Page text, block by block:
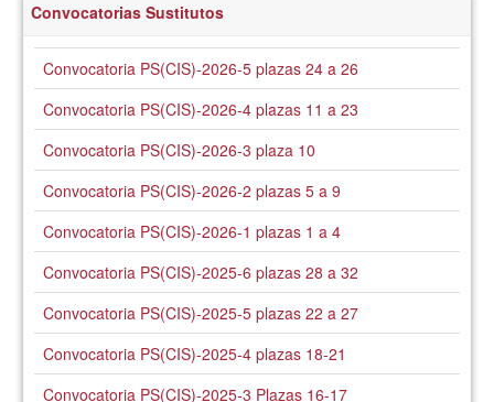
Convocatorias Sustitutos
Convocatoria PS(CIS)-2026-5 plazas 24 a 26
Convocatoria PS(CIS)-2026-4 plazas 11 a 23
Convocatoria PS(CIS)-2026-3 plaza 10
Convocatoria PS(CIS)-2026-2 plazas 5 a 9
Convocatoria PS(CIS)-2026-1 plazas 1 a 4
Convocatoria PS(CIS)-2025-6 plazas 28 a 32
Convocatoria PS(CIS)-2025-5 plazas 22 a 27
Convocatoria PS(CIS)-2025-4 plazas 18-21
Convocatoria PS(CIS)-2025-3 Plazas 16-17